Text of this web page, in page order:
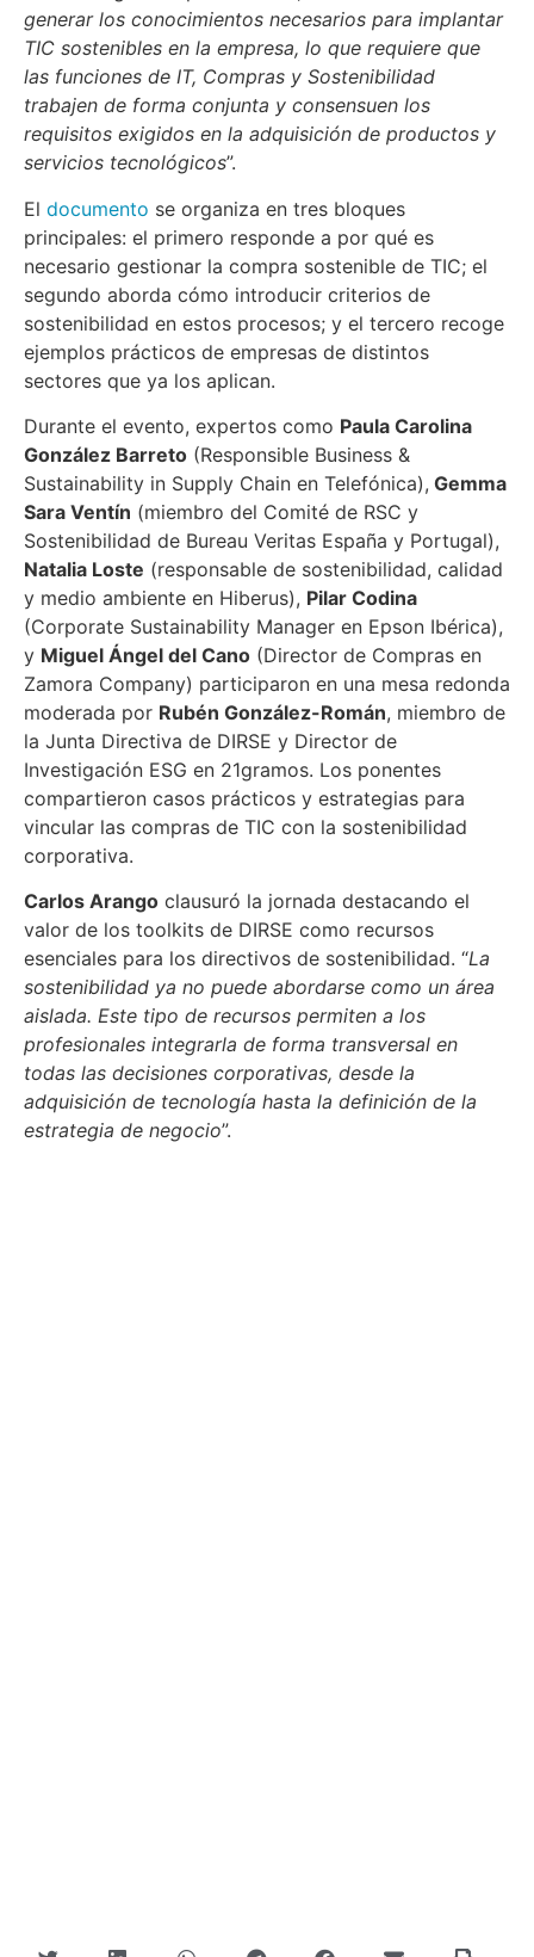
generar los conocimientos necesarios para implantar
TIC sostenibles en la empresa, lo que requiere que
las funciones de IT, Compras y Sostenibilidad
trabajen de forma conjunta y consensuen los
requisitos exigidos en la adquisición de productos y
servicios tecnológicos”.
El documento se organiza en tres bloques
principales: el primero responde a por qué es
necesario gestionar la compra sostenible de TIC; el
segundo aborda cómo introducir criterios de
sostenibilidad en estos procesos; y el tercero recoge
ejemplos prácticos de empresas de distintos
sectores que ya los aplican.
Durante el evento, expertos como Paula Carolina
González Barreto (Responsible Business &
Sustainability in Supply Chain en Telefónica), Gemma
Sara Ventín (miembro del Comité de RSC y
Sostenibilidad de Bureau Veritas España y Portugal),
Natalia Loste (responsable de sostenibilidad, calidad
y medio ambiente en Hiberus), Pilar Codina
(Corporate Sustainability Manager en Epson Ibérica),
y Miguel Ángel del Cano (Director de Compras en
Zamora Company) participaron en una mesa redonda
moderada por Rubén González-Román, miembro de
la Junta Directiva de DIRSE y Director de
Investigación ESG en 21gramos. Los ponentes
compartieron casos prácticos y estrategias para
vincular las compras de TIC con la sostenibilidad
corporativa.
Carlos Arango clausuró la jornada destacando el
valor de los toolkits de DIRSE como recursos
esenciales para los directivos de sostenibilidad. “La
sostenibilidad ya no puede abordarse como un área
aislada. Este tipo de recursos permiten a los
profesionales integrarla de forma transversal en
todas las decisiones corporativas, desde la
adquisición de tecnología hasta la definición de la
estrategia de negocio”.